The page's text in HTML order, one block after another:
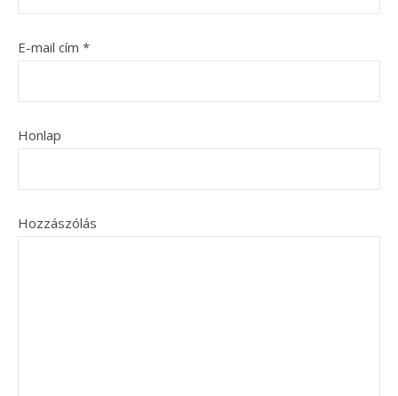
E-mail cím *
Honlap
Hozzászólás